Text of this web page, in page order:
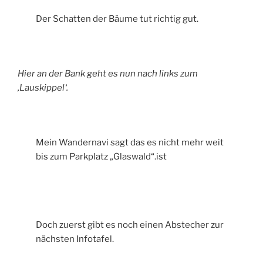
Der Schatten der Bäume tut richtig gut.
Hier an der Bank geht es nun nach links zum
‚Lauskippel‘.
Mein Wandernavi sagt das es nicht mehr weit
bis zum Parkplatz „Glaswald“.ist
Doch zuerst gibt es noch einen Abstecher zur
nächsten Infotafel.